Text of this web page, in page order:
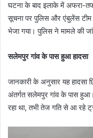
घटना के बाद इलाके में अफरा-
सूचना पर पुलिस और एंबुलेंस टीम
भेजा गया। पुलिस ने मामले की
सलेमपुर गांव के पास हुआ हादसा
जानकारी के अनुसार यह हादसा
अंतर्गत सलेमपुर गांव के पास
रहा था, तभी तेज गति से आ रहे